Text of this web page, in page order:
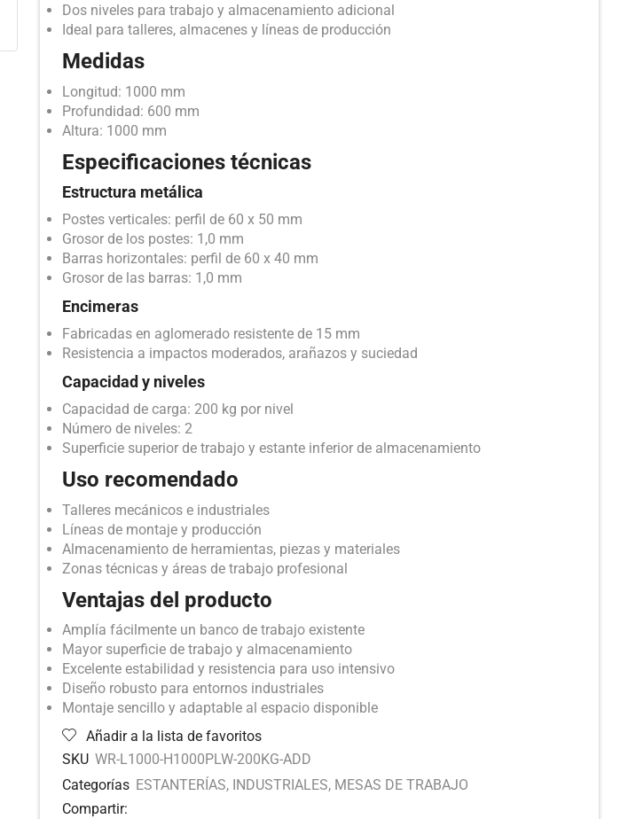
Dos niveles para trabajo y almacenamiento adicional
Ideal para talleres, almacenes y líneas de producción
Medidas
Longitud: 1000 mm
Profundidad: 600 mm
Altura: 1000 mm
Especificaciones técnicas
Estructura metálica
Postes verticales: perfil de 60 x 50 mm
Grosor de los postes: 1,0 mm
Barras horizontales: perfil de 60 x 40 mm
Grosor de las barras: 1,0 mm
Encimeras
Fabricadas en aglomerado resistente de 15 mm
Resistencia a impactos moderados, arañazos y suciedad
Capacidad y niveles
Capacidad de carga: 200 kg por nivel
Número de niveles: 2
Superficie superior de trabajo y estante inferior de almacenamiento
Uso recomendado
Talleres mecánicos e industriales
Líneas de montaje y producción
Almacenamiento de herramientas, piezas y materiales
Zonas técnicas y áreas de trabajo profesional
Ventajas del producto
Amplía fácilmente un banco de trabajo existente
Mayor superficie de trabajo y almacenamiento
Excelente estabilidad y resistencia para uso intensivo
Diseño robusto para entornos industriales
Montaje sencillo y adaptable al espacio disponible
Añadir a la lista de favoritos
SKU WR-L1000-H1000PLW-200KG-ADD
Categorías ESTANTERÍAS, INDUSTRIALES, MESAS DE TRABAJO
Compartir: